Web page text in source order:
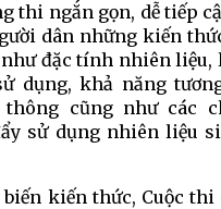
thi ngắn gọn, dễ tiếp
dân những kiến
như đặc tính nhiên
dụng, khả năng
cũng như các
sử dụng nhiên liệu
kiến thức, Cuộc thi